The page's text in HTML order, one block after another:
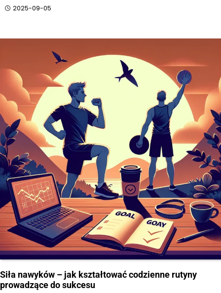
2025-09-05
Siła nawyków – jak kształtować codzienne rutyny
prowadzące do sukcesu